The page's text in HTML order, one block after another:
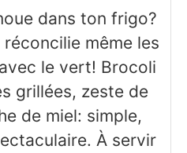
dans ton frigo?
même les
le vert! Brocoli
grillées, zeste de
de miel: simple,
À servir